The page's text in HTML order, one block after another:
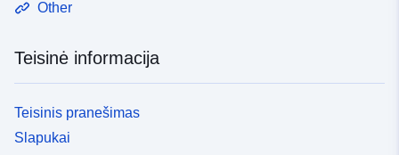
Other
Teisinė informacija
Teisinis pranešimas
Slapukai